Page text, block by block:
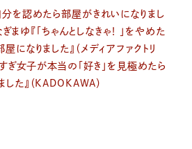
分を認めたら部屋がきれいになりまし
まゆ『「ちゃんとしなきゃ！ 」をやめた
になりました』（メディアファクトリ
すぎ女子が本当の「好き」を見極めたら
た』（KADOKAWA）